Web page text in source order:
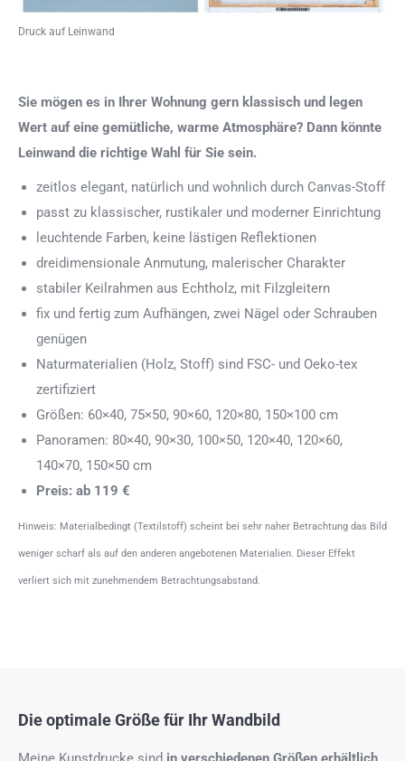
Druck auf Leinwand
Sie mögen es in Ihrer Wohnung gern klassisch und legen
Wert auf eine gemütliche, warme Atmosphäre? Dann könnte
Leinwand die richtige Wahl für Sie sein.
zeitlos elegant, natürlich und wohnlich durch Canvas-Stoff
passt zu klassischer, rustikaler und moderner Einrichtung
leuchtende Farben, keine lästigen Reflektionen
dreidimensionale Anmutung, malerischer Charakter
stabiler Keilrahmen aus Echtholz, mit Filzgleitern
fix und fertig zum Aufhängen, zwei Nägel oder Schrauben
genügen
Naturmaterialien (Holz, Stoff) sind FSC- und Oeko-tex
zertifiziert
Größen: 60×40, 75×50, 90×60, 120×80, 150×100 cm
Panoramen: 80×40, 90×30, 100×50, 120×40, 120×60,
140×70, 150×50 cm
Preis: ab 119 €
Hinweis: Materialbedingt (Textilstoff) scheint bei sehr naher Betrachtung das Bild
weniger scharf als auf den anderen angebotenen Materialien. Dieser Effekt
verliert sich mit zunehmendem Betrachtungsabstand.
Die optimale Größe für Ihr Wandbild